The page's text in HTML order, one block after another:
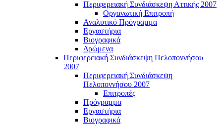
Περιφερειακή Συνδιάσκεψη Αττικής 2007
Οργανωτική Επιτροπή
Αναλυτικό Πρόγραμμα
Εργαστήρια
Βιογραφικά
Δρώμενα
Περιφερειακή Συνδιάσκεψη Πελοποννήσου
2007
Περιφερειακή Συνδιάσκεψη
Πελοποννήσου 2007
Επιτροπές
Πρόγραμμα
Εργαστήρια
Βιογραφικά